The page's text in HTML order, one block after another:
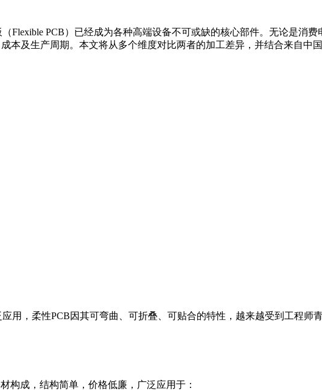
Flexible PCB）已经成为各种高端设备不可或缺的核心部件。无论是消
本及生产周期。本文将从多个维度对比两者的加工差异，并结合来自中
用，柔性PCB因其可弯曲、可折叠、可贴合的特性，越来越受到工程师
构成，结构简单，价格低廉，广泛应用于：